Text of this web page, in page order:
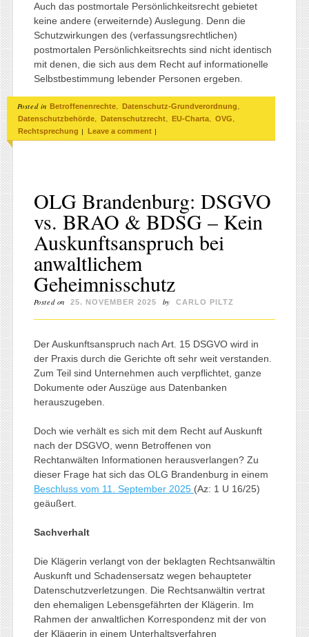
Auch das postmortale Persönlichkeitsrecht gebietet
keine andere (erweiternde) Auslegung. Denn die
Schutzwirkungen des (verfassungsrechtlichen)
postmortalen Persönlichkeitsrechts sind nicht identisch
mit denen, die sich aus dem Recht auf informationelle
Selbstbestimmung lebender Personen ergeben.
Posted in Betroffenenrechte, Datenschutz-Grundverordnung,
Datenschutzbehörde, Datenschutzrecht, EU-Charta, OVG,
Rechtsprechung | Leave a comment |
OLG Brandenburg: DSGVO
vs. BRAO & BDSG – Kein
Auskunftsanspruch bei
anwaltlichem
Geheimnisschutz
Posted on 25. NOVEMBER 2025 by CARLO PILTZ
Der Auskunftsanspruch nach Art. 15 DSGVO wird in
der Praxis durch die Gerichte oft sehr weit verstanden.
Zum Teil sind Unternehmen auch verpflichtet, ganze
Dokumente oder Auszüge aus Datenbanken
herauszugeben.
Doch wie verhält es sich mit dem Recht auf Auskunft
nach der DSGVO, wenn Betroffenen von
Rechtanwälten Informationen herausverlangen? Zu
dieser Frage hat sich das OLG Brandenburg in einem
Beschluss vom 11. September 2025 (Az: 1 U 16/25)
geäußert.
Sachverhalt
Die Klägerin verlangt von der beklagten Rechtsanwältin
Auskunft und Schadensersatz wegen behaupteter
Datenschutzverletzungen. Die Rechtsanwältin vertrat
den ehemaligen Lebensgefährten der Klägerin. Im
Rahmen der anwaltlichen Korrespondenz mit der von
der Klägerin in einem Unterhaltsverfahren